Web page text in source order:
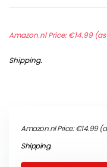
Amazon.nl Price:€14.99(as
Shipping.
Amazon.nl Price:€14.99
Shipping.